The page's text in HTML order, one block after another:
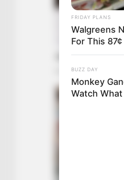
FRIDAY PLANS
Walgreens
For This
BUZZ DAY
Monkey
Watch